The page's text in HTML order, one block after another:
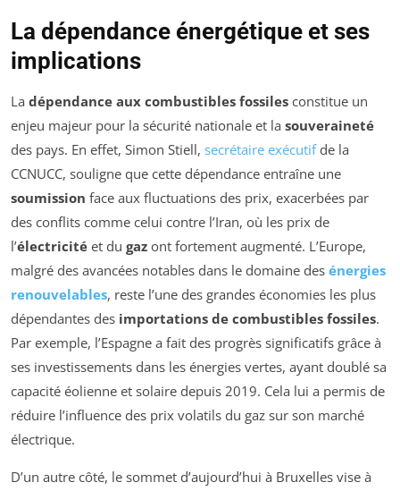
La dépendance énergétique et ses
implications
La dépendance aux combustibles fossiles constitue un
enjeu majeur pour la sécurité nationale et la souveraineté
des pays. En effet, Simon Stiell, secrétaire exécutifde la
CCNUCC, souligne que cette dépendance entraîne une
soumission face aux fluctuations des prix, exacerbées par
des conflits comme celui contre l’Iran, où les prix de
l’électricité et du gaz ont fortement augmenté. L’Europe,
malgré des avancées notables dans le domaine des énergies
renouvelables, reste l’une des grandes économies les plus
dépendantes des importations de combustibles fossiles.
Par exemple, l’Espagne a fait des progrès significatifs grâce à
ses investissements dans les énergies vertes, ayant doublé sa
capacité éolienne et solaire depuis 2019. Cela lui a permis de
réduire l’influence des prix volatils du gaz sur son marché
électrique.
D’un autre côté, le sommet d’aujourd’hui à Bruxelles vise à